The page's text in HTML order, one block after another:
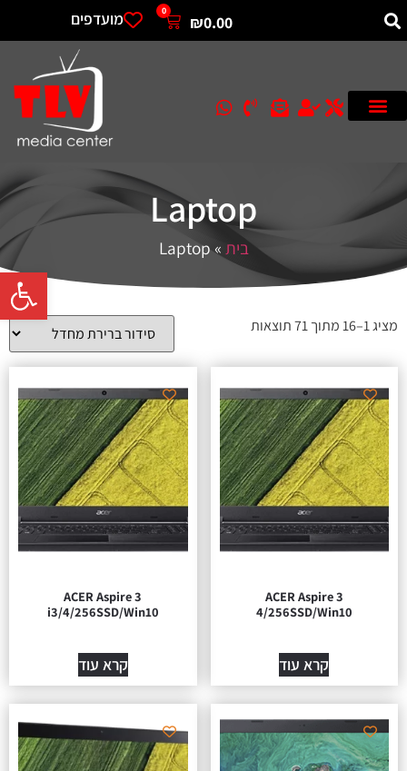
פתח
₪0.00
0 מועדפים
Laptop
בית»
Laptop
מציג 1–16 מתוך 71 תוצאות
ACER Aspire 3
4/256SSD/Win10
קרא עוד
ACER Aspire 3
i3/4/256SSD/Win10
קרא עוד